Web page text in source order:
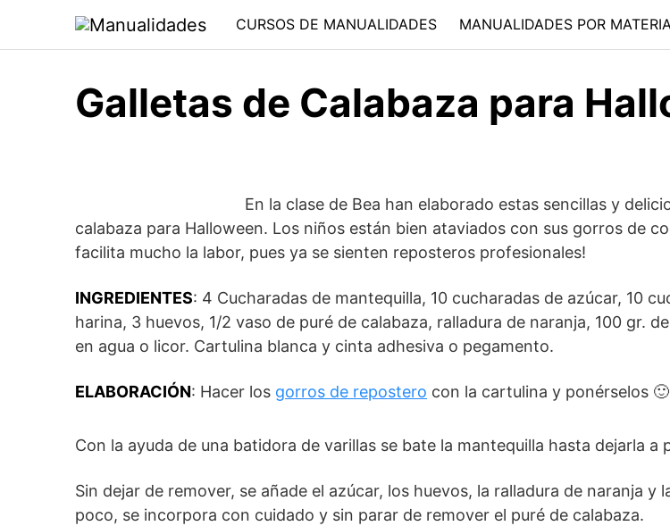
contenido
CURSOS DE MANUALIDADES MANUALIDADES POR
Galletas de Calabaza para
En la clase de Bea han elaborado estas sencillas y
calabaza para Halloween. Los niños están bien ataviados con sus gorros de
facilita mucho la labor, pues ya se sienten reposteros profesionales!
INGREDIENTES: 4 Cucharadas de mantequilla, 10 cucharadas de azúcar, 10
harina, 3 huevos, 1/2 vaso de puré de calabaza, ralladura de naranja, 100 gr.
en agua o licor. Cartulina blanca y cinta adhesiva o pegamento.
ELABORACIÓN: Hacer los gorros de repostero con la cartulina y ponérselos 🙂
Con la ayuda de una batidora de varillas se bate la mantequilla hasta dejarla a
Sin dejar de remover, se añade el azúcar, los huevos, la ralladura de naranja y
poco, se incorpora con cuidado y sin parar de remover el puré de calabaza.